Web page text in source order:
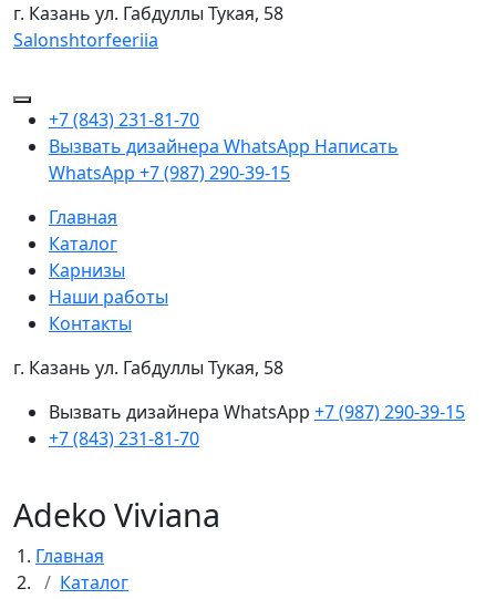
г. Казань ул. Габдуллы Тукая, 58
Salonshtorfeeriia
+7 (843) 231-81-70
Вызвать дизайнера WhatsApp Написать
WhatsApp +7 (987) 290-39-15
Главная
Каталог
Карнизы
Наши работы
Контакты
г. Казань ул. Габдуллы Тукая, 58
Вызвать дизайнера WhatsApp +7 (987) 290-39-15
+7 (843) 231-81-70
Adeko Viviana
Главная
Каталог